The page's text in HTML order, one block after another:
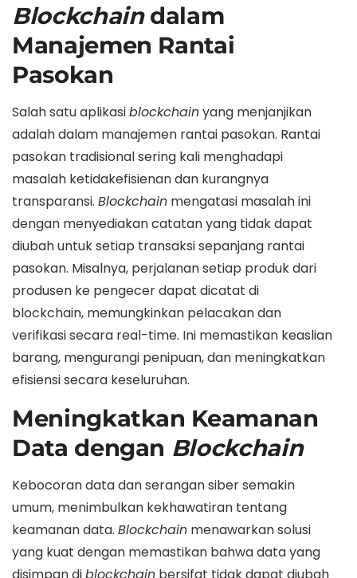
Blockchaindalam
Manajemen Rantai
Pasokan
Salah satu aplikasiblockchainyang menjanjikan
adalah dalam manajemen rantai pasokan. Rantai
pasokan tradisional sering kali menghadapi
masalah ketidakefisienan dan kurangnya
transparansi. Blockchain mengatasi masalah ini
dengan menyediakan catatan yang tidak dapat
diubah untuk setiap transaksi sepanjang rantai
pasokan. Misalnya, perjalanan setiap produk dari
produsen ke pengecer dapat dicatat di
blockchain, memungkinkan pelacakan dan
verifikasi secara real-time. Ini memastikan keaslian
barang, mengurangi penipuan, dan meningkatkan
efisiensi secara keseluruhan.
Meningkatkan Keamanan
Data dengan Blockchain
Kebocoran data dan serangan siber semakin
umum, menimbulkan kekhawatiran tentang
keamanan data. Blockchain menawarkan solusi
yang kuat dengan memastikan bahwa data yang